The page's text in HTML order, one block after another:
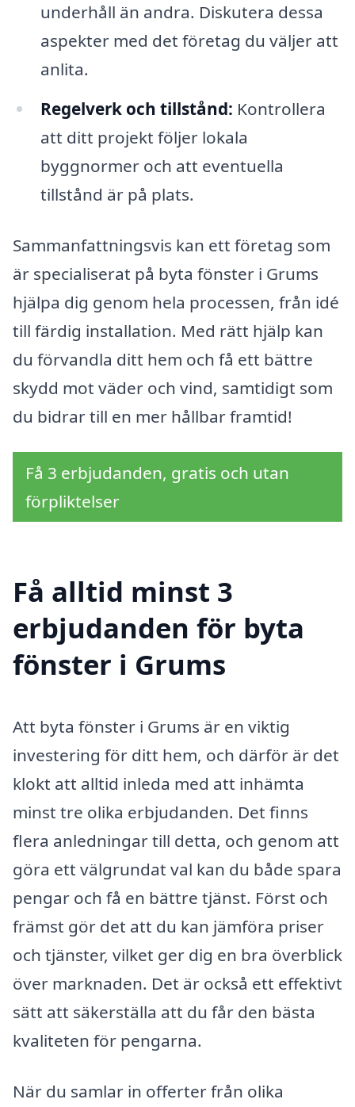
underhåll än andra. Diskutera dessa
aspekter med det företag du väljer att
anlita.
Regelverk och tillstånd: Kontrollera
att ditt projekt följer lokala
byggnormer och att eventuella
tillstånd är på plats.
Sammanfattningsvis kan ett företag som
är specialiserat på byta fönster i Grums
hjälpa dig genom hela processen, från idé
till färdig installation. Med rätt hjälp kan
du förvandla ditt hem och få ett bättre
skydd mot väder och vind, samtidigt som
du bidrar till en mer hållbar framtid!
Få 3 erbjudanden, gratis och utan
förpliktelser
Få alltid minst 3
erbjudanden för byta
fönster i Grums
Att byta fönster i Grums är en viktig
investering för ditt hem, och därför är det
klokt att alltid inleda med att inhämta
minst tre olika erbjudanden. Det finns
flera anledningar till detta, och genom att
göra ett välgrundat val kan du både spara
pengar och få en bättre tjänst. Först och
främst gör det att du kan jämföra priser
och tjänster, vilket ger dig en bra överblick
över marknaden. Det är också ett effektivt
sätt att säkerställa att du får den bästa
kvaliteten för pengarna.
När du samlar in offerter från olika